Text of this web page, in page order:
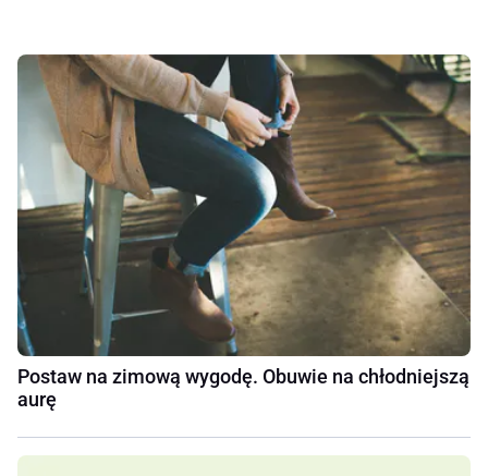
Postaw na zimową wygodę. Obuwie na chłodniejszą
aurę